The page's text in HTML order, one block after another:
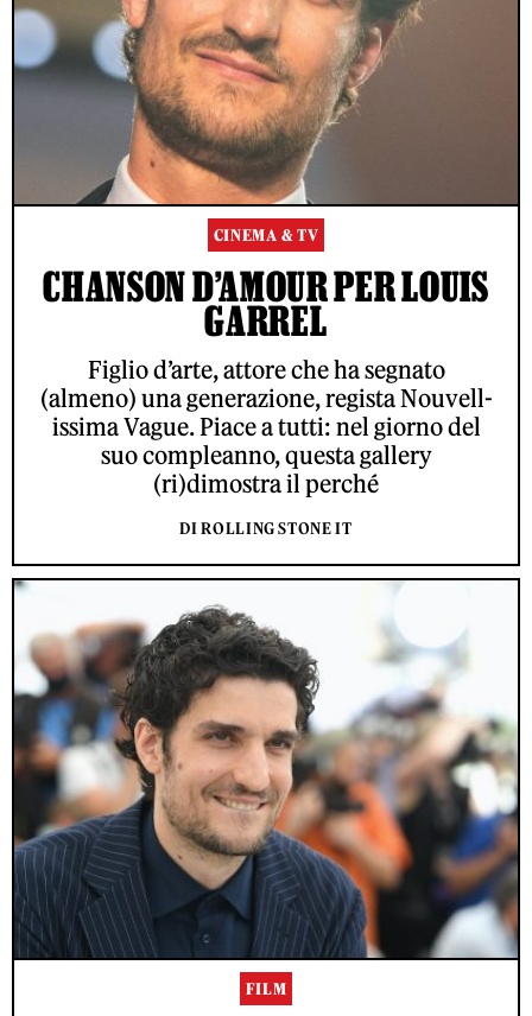
CINEMA & TV
CHANSON D’AMOUR PER LOUIS
GARREL
Figlio d’arte, attore che ha segnato
(almeno) una generazione, regista Nouvell-
issima Vague. Piace a tutti: nel giorno del
suo compleanno, questa gallery
(ri)dimostra il perché
DI ROLLING STONE IT
FILM